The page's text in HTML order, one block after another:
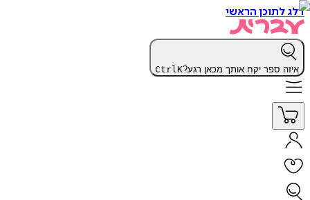
דלג לתוכן הראשי
איזה ספר יקח אותך מכאן רגע? CtrlK